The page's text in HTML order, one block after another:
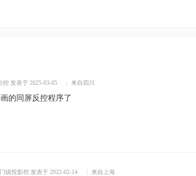
控 发表于 2025-03-05 来自四川
的同屏反控程序了
级投影控 发表于 2022-02-14 来自上海